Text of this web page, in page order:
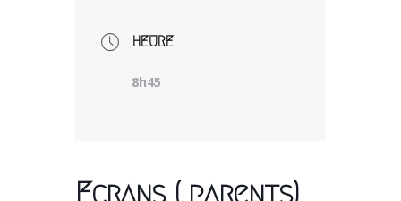
HEURE
8h45
Ecrans ( parents)